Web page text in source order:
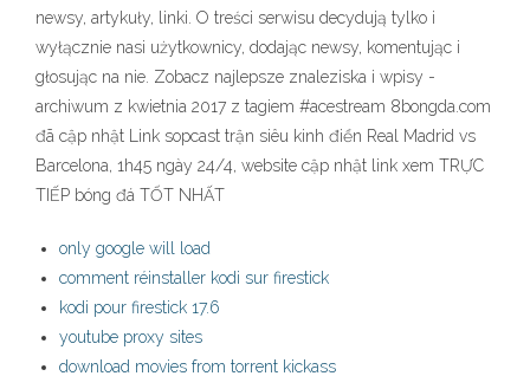
newsy, artykuły, linki. O treści serwisu decydują tylko i
wyłącznie nasi użytkownicy, dodając newsy, komentując i
głosując na nie. Zobacz najlepsze znaleziska i wpisy -
archiwum z kwietnia 2017 z tagiem #acestream 8bongda.com
đã cập nhật Link sopcast trận siêu kinh điển Real Madrid vs
Barcelona, 1h45 ngày 24/4, website cập nhật link xem TRỰC
TIẾP bóng đá TỐT NHẤT
only google will load
comment réinstaller kodi sur firestick
kodi pour firestick 17.6
youtube proxy sites
download movies from torrent kickass